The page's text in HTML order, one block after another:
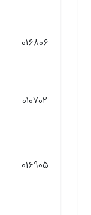
016806
010702
016905